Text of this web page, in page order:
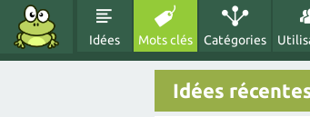
Idées Mots clés Catégories
Idées